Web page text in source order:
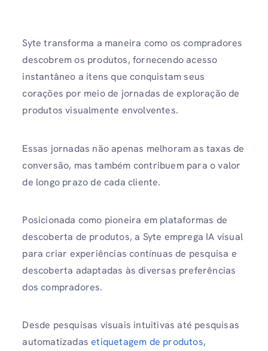
Syte transforma a maneira como os compradores
descobrem os produtos, fornecendo acesso
instantâneo a itens que conquistam seus
corações por meio de jornadas de exploração de
produtos visualmente envolventes.
Essas jornadas não apenas melhoram as taxas de
conversão, mas também contribuem para o valor
de longo prazo de cada cliente.
Posicionada como pioneira em plataformas de
descoberta de produtos, a Syte emprega IA visual
para criar experiências contínuas de pesquisa e
descoberta adaptadas às diversas preferências
dos compradores.
Desde pesquisas visuais intuitivas até pesquisas
automatizadasetiquetagem de produtos,